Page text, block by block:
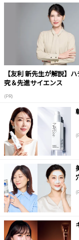
【友利 新先生が解説】
究＆先進サイエンス
(PR)